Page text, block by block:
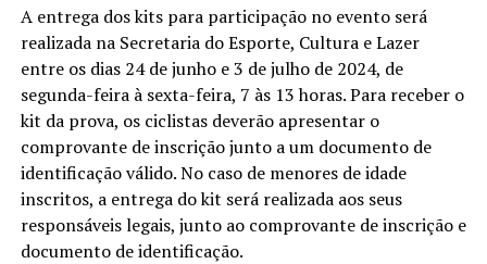
A entrega dos kits para participação no evento será
realizada na Secretaria do Esporte, Cultura e Lazer
entre os dias 24 de junho e 3 de julho de 2024, de
segunda-feira à sexta-feira, 7 às 13 horas. Para receber o
kit da prova, os ciclistas deverão apresentar o
comprovante de inscrição junto a um documento de
identificação válido. No caso de menores de idade
inscritos, a entrega do kit será realizada aos seus
responsáveis legais, junto ao comprovante de inscrição e
documento de identificação.